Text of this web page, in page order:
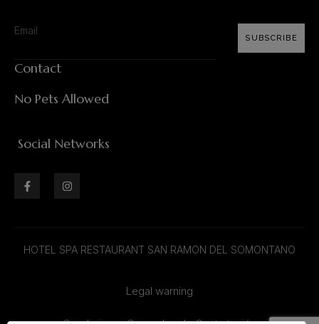
SUBSCRIBE
Contact
No Pets Allowed
Social Networks
HOTEL SPA RESTAURANT SAN RAMON DEL SOMONTANO
Legal warning